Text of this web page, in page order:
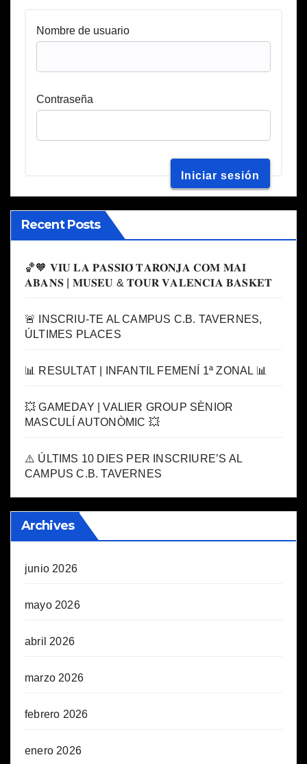
Nombre de usuario
Contraseña
Recent Posts
🏀🧡 𝐕𝐈𝐔 𝐋𝐀 𝐏𝐀𝐒𝐒𝐈𝐎́ 𝐓𝐀𝐑𝐎𝐍𝐉𝐀 𝐂𝐎𝐌 𝐌𝐀𝐈
𝐀𝐁𝐀𝐍𝐒 | 𝐌𝐔𝐒𝐄𝐔 & 𝐓𝐎𝐔𝐑 𝐕𝐀𝐋𝐄𝐍𝐂𝐈𝐀 𝐁𝐀𝐒𝐊𝐄𝐓
🚨 INSCRIU-TE AL CAMPUS C.B. TAVERNES,
ÚLTIMES PLACES
📊 RESULTAT | INFANTIL FEMENÍ 1ª ZONAL 📊
💥 GAMEDAY | VALIER GROUP SÈNIOR
MASCULÍ AUTONÒMIC 💥
⚠️ ÚLTIMS 10 DIES PER INSCRIURE’S AL
CAMPUS C.B. TAVERNES
Archives
junio 2026
mayo 2026
abril 2026
marzo 2026
febrero 2026
enero 2026